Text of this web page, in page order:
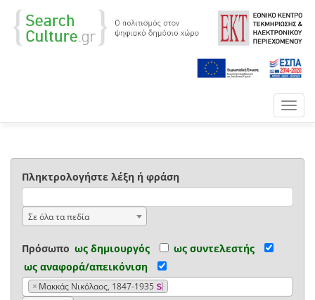
Πληκτρολογήστε λέξη ή φράση
Σε όλα τα πεδία
Πρόσωπο ως δημιουργός
ως συντελεστής
ως αναφορά/απεικόνιση
× Μακκάς Νικόλαος, 1847-1935